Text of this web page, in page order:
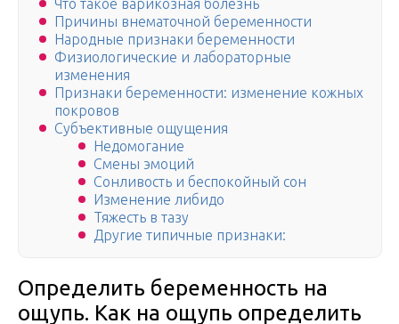
Что такое варикозная болезнь
Причины внематочной беременности
Народные признаки беременности
Физиологические и лабораторные
изменения
Признаки беременности: изменение кожных
покровов
Субъективные ощущения
Недомогание
Смены эмоций
Сонливость и беспокойный сон
Изменение либидо
Тяжесть в тазу
Другие типичные признаки:
Определить беременность на
ощупь. Как на ощупь определить